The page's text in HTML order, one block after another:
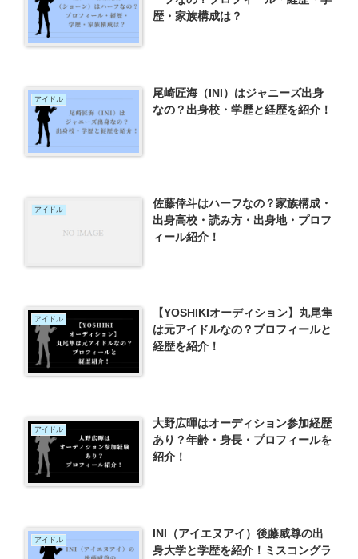
歴・家族構成は？
アイドル
尾崎匠海（INI）はジャニーズ出身
なの？出身校・学歴と経歴を紹介！
アイドル
佐藤倖斗はハーフなの？家族構成・
出身高校・読み方・出身地・プロフ
ィール紹介！
アイドル
【YOSHIKIオーディション】丸尾隼
は元アイドルなの？プロフィールと
経歴を紹介！
アイドル
大野広暉はオーディション参加経歴
あり？年齢・身長・プロフィールを
紹介！
アイドル
INI（アイエヌアイ）後藤威尊の出
身大学と学歴を紹介！ミスコングラ